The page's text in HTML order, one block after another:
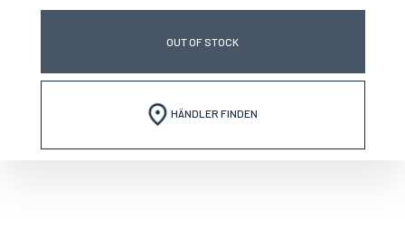
OUT OF STOCK
HÄNDLER FINDEN